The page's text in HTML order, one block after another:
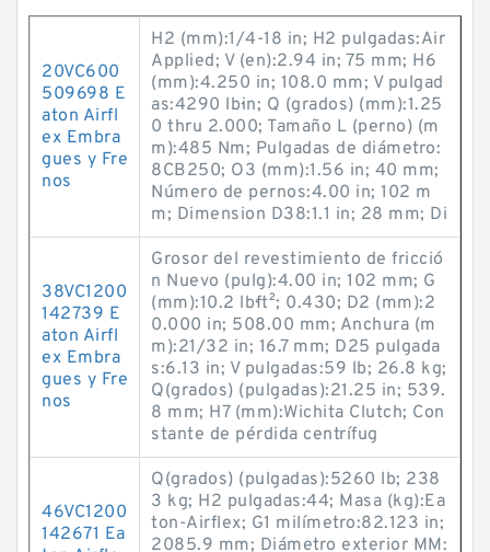
20VC600
509698 E
aton Airfl
ex Embra
gues y Fre
nos
H2 (mm):1/4-18 in; H2 pulgadas:Air
Applied; V (en):2.94 in; 75 mm; H6
(mm):4.250 in; 108.0 mm; V pulgad
as:4290 lb·in; Q (grados) (mm):1.25
0 thru 2.000; Tamaño L (perno) (m
m):485 Nm; Pulgadas de diámetro:
8CB250; O3 (mm):1.56 in; 40 mm;
Número de pernos:4.00 in; 102 m
m; Dimension D38:1.1 in; 28 mm; Di
38VC1200
142739 E
aton Airfl
ex Embra
gues y Fre
nos
Grosor del revestimiento de fricció
n Nuevo (pulg):4.00 in; 102 mm; G
(mm):10.2 lb·ft²; 0.430; D2 (mm):2
0.000 in; 508.00 mm; Anchura (m
m):21/32 in; 16.7 mm; D25 pulgada
s:6.13 in; V pulgadas:59 lb; 26.8 kg;
Q(grados) (pulgadas):21.25 in; 539.
8 mm; H7 (mm):Wichita Clutch; Con
stante de pérdida centrífug
46VC1200
142671 Ea
Q(grados) (pulgadas):5260 lb; 238
3 kg; H2 pulgadas:44; Masa (kg):Ea
ton-Airflex; G1 milímetro:82.123 in;
2085.9 mm; Diámetro exterior MM: